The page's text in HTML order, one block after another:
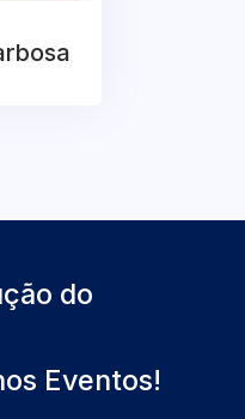
do
Eventos!